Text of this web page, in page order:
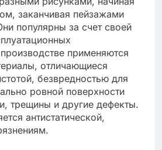
заканчивая пейзажами
популярны за счет своей
применяются
отличающиеся
безвредностью для
ровной поверхности
трещины и другие дефекты.
антистатической,